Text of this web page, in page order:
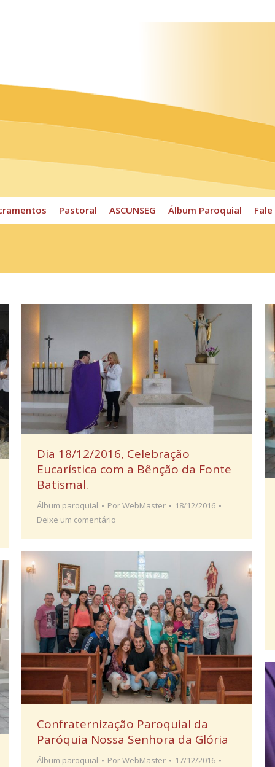
Pastoral ASCUNSEG Álbum Paroquial
Dia 18/12/2016, Celebração
Eucarística com a Bênção da Fonte
Batismal.
Álbum paroquial PorWebMaster
18/12/2016
Deixe um comentário
Confraternização Paroquial da
Paróquia Nossa Senhora da Glória
Álbum paroquial PorWebMaster
17/12/2016